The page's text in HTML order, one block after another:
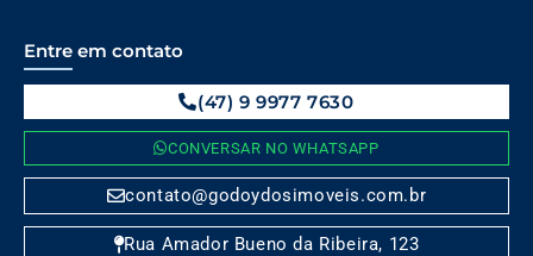
Entre em contato
(47) 9 9977 7630
CONVERSAR NO WHATSAPP
contato@godoydosimoveis.com.br
Rua Amador Bueno da Ribeira, 123